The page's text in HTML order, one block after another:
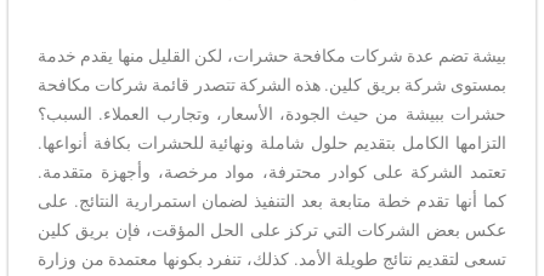
بيشة تضم عدة شركات مكافحة حشرات، لكن القليل منها يقدم خدمة
بمستوى شركة بريق كلين. هذه الشركة تتصدر قائمة شركات مكافحة
حشرات ببيشة من حيث الجودة، الأسعار، وتجارب العملاء. السبب؟
التزامها الكامل بتقديم حلول شاملة ونهائية للحشرات بكافة أنواعها.
تعتمد الشركة على كوادر محترفة، مواد مرخصة، وأجهزة متقدمة.
كما أنها تقدم خطة متابعة بعد التنفيذ لضمان استمرارية النتائج. على
عكس بعض الشركات التي تركز على الحل المؤقت، فإن بريق كلين
تسعى لتقديم نتائج طويلة الأمد. كذلك، تنفرد بكونها معتمدة من وزارة